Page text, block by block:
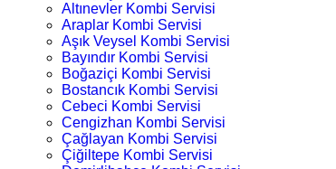
Altınevler Kombi Servisi
Araplar Kombi Servisi
Aşık Veysel Kombi Servisi
Bayındır Kombi Servisi
Boğaziçi Kombi Servisi
Bostancık Kombi Servisi
Cebeci Kombi Servisi
Cengizhan Kombi Servisi
Çağlayan Kombi Servisi
Çiğiltepe Kombi Servisi